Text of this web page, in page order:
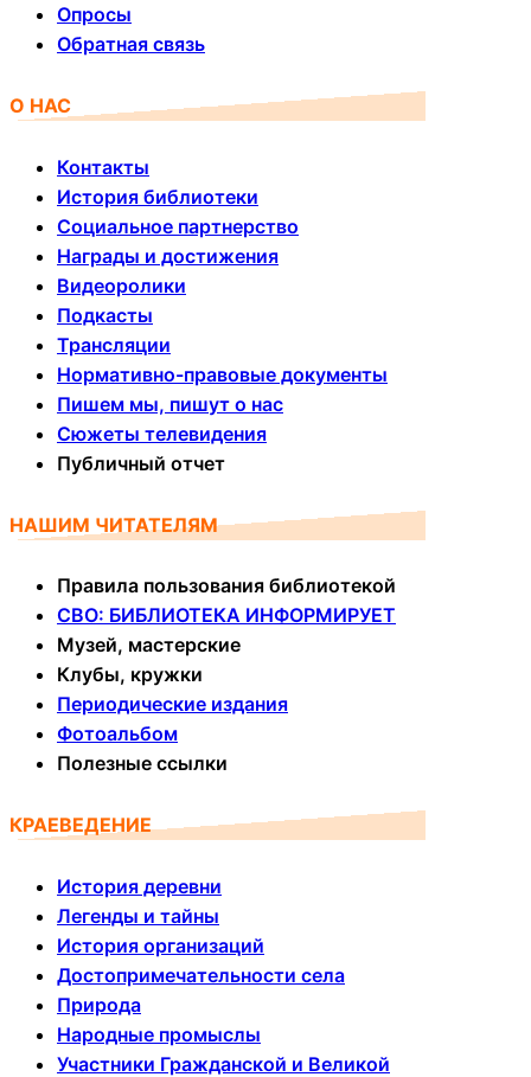
Опросы
Обратная связь
О НАС
Контакты
История библиотеки
Социальное партнерство
Награды и достижения
Видеоролики
Подкасты
Трансляции
Нормативно-правовые документы
Пишем мы, пишут о нас
Сюжеты телевидения
Публичный отчет
НАШИМ ЧИТАТЕЛЯМ
Правила пользования библиотекой
СВО: БИБЛИОТЕКА ИНФОРМИРУЕТ
Музей, мастерские
Клубы, кружки
Периодические издания
Фотоальбом
Полезные ссылки
КРАЕВЕДЕНИЕ
История деревни
Легенды и тайны
История организаций
Достопримечательности села
Природа
Народные промыслы
Участники Гражданской и Великой